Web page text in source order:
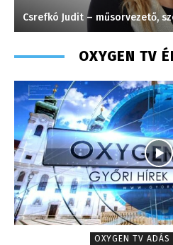
Csrefkó Judit – műsorvezető,
OXYGEN TV
OXYGEN TV ADÁS